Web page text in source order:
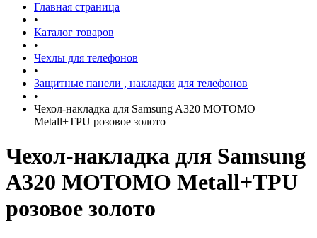
Главная страница
•
Каталог товаров
•
Чехлы для телефонов
•
Защитные панели , накладки для телефонов
•
Чехол-накладка для Samsung A320 MOTOMO
Metall+TPU розовое золото
Чехол-накладка для Samsung
A320 MOTOMO Metall+TPU
розовое золото